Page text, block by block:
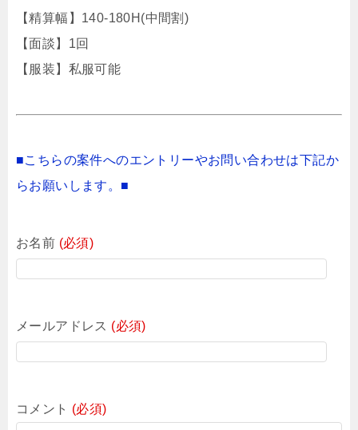
【精算幅】140-180H(中間割)
【面談】1回
【服装】私服可能
■こちらの案件へのエントリーやお問い合わせは下記か
らお願いします。■
お名前 (必須)
メールアドレス (必須)
コメント (必須)